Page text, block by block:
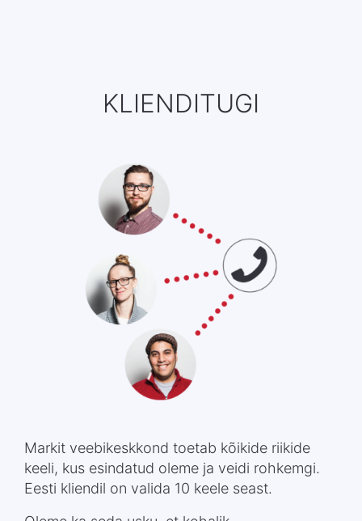
KLIENDITUGI
Markit veebikeskkond toetab kõikide riikide
keeli, kus esindatud oleme ja veidi rohkemgi.
Eesti kliendil on valida 10 keele seast.